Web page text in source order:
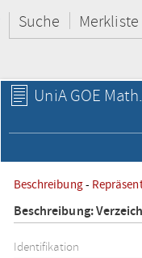
Suche Merkliste
UniA GOE
Beschreibung-
Beschreibung:
Identifikation